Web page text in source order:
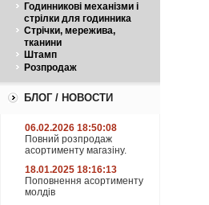
Годинникові механізми і
стрілки для годинника
Стрічки, мережива,
тканини
Штамп
Розпродаж
БЛОГ / НОВОСТИ
06.02.2026 18:50:08
Повний розпродаж
асортименту магазіну.
18.01.2025 18:16:13
Поповнення асортименту
молдів